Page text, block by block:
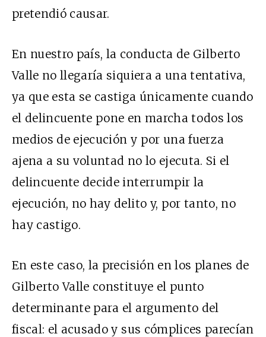
pretendió causar.
En nuestro país, la conducta de Gilberto
Valle no llegaría siquiera a una tentativa,
ya que esta se castiga únicamente cuando
el delincuente pone en marcha todos los
medios de ejecución y por una fuerza
ajena a su voluntad no lo ejecuta. Si el
delincuente decide interrumpir la
ejecución, no hay delito y, por tanto, no
hay castigo.
En este caso, la precisión en los planes de
Gilberto Valle constituye el punto
determinante para el argumento del
fiscal: el acusado y sus cómplices parecían